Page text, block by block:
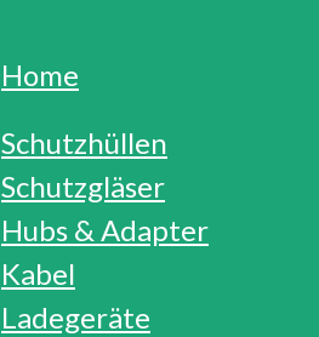
Home
Schutzhüllen
Schutzgläser
Hubs & Adapter
Kabel
Ladegeräte